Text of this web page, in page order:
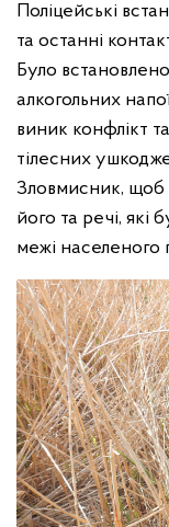
Поліцейські
та останні
Було
алкогольних
виник конфлікт
тілесних
Зловмисник, щоб
його та речі, які
межі населеного